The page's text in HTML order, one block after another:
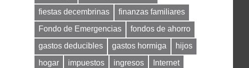
fiestas decembrinas
finanzas familiares
Fondo de Emergencias
fondos de ahorro
gastos deducibles
gastos hormiga
hijos
hogar
impuestos ingresos
Internet